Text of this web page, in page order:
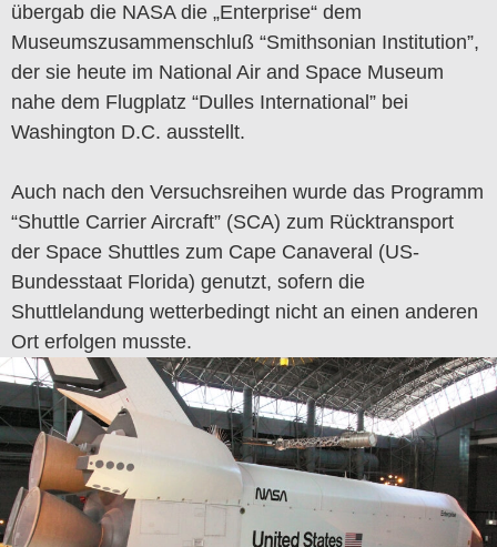
übergab die NASA die „Enterprise“ dem
Museumszusammenschluß “Smithsonian Institution”,
der sie heute im National Air and Space Museum
nahe dem Flugplatz “Dulles International” bei
Washington D.C. ausstellt.
Auch nach den Versuchsreihen wurde das Programm
“Shuttle Carrier Aircraft” (SCA) zum Rücktransport
der Space Shuttles zum Cape Canaveral (US-
Bundesstaat Florida) genutzt, sofern die
Shuttlelandung wetterbedingt nicht an einen anderen
Ort erfolgen musste.